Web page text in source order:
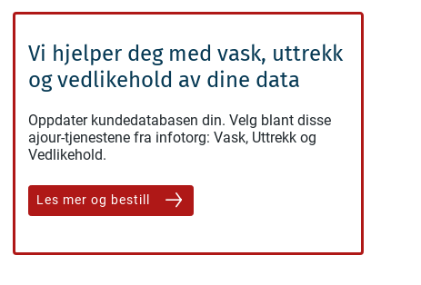
Vi hjelper deg med vask, uttrekk
og vedlikehold av dine data
Oppdater kundedatabasen din. Velg blant disse
ajour-tjenestene fra infotorg: Vask, Uttrekk og
Vedlikehold.
Les mer og bestill